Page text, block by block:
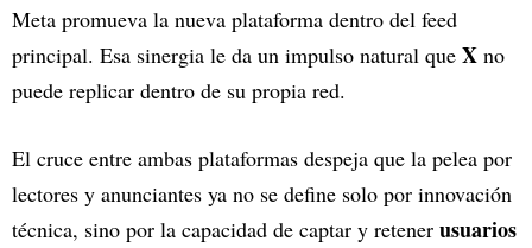
Meta promueva la nueva plataforma dentro del feed
principal. Esa sinergia le da un impulso natural que X no
puede replicar dentro de su propia red.
El cruce entre ambas plataformas despeja que la pelea por
lectores y anunciantes ya no se define solo por innovación
técnica, sino por la capacidad de captar y retener usuarios